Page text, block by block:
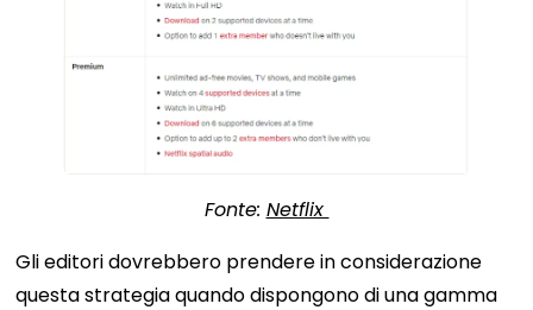
Fonte: Netflix
Gli editori dovrebbero prendere in considerazione
questa strategia quando dispongono di una gamma